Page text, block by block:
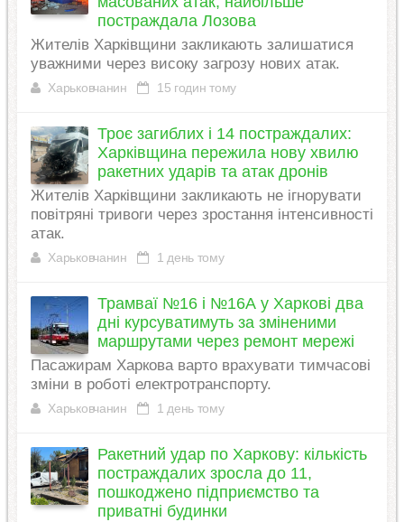
постраждала Лозова
Жителів Харківщини закликають залишатися
уважними через високу загрозу нових атак.
Харьковчанин 15 годин тому
Троє загиблих і 14 постраждалих:
Харківщина пережила нову хвилю
ракетних ударів та атак дронів
Жителів Харківщини закликають не ігнорувати
повітряні тривоги через зростання інтенсивності
атак.
Харьковчанин 1 день тому
Трамваї №16 і №16А у Харкові два
дні курсуватимуть за зміненими
маршрутами через ремонт мережі
Пасажирам Харкова варто врахувати тимчасові
зміни в роботі електротранспорту.
Харьковчанин 1 день тому
Ракетний удар по Харкову: кількість
постраждалих зросла до 11,
пошкоджено підприємство та
приватні будинки